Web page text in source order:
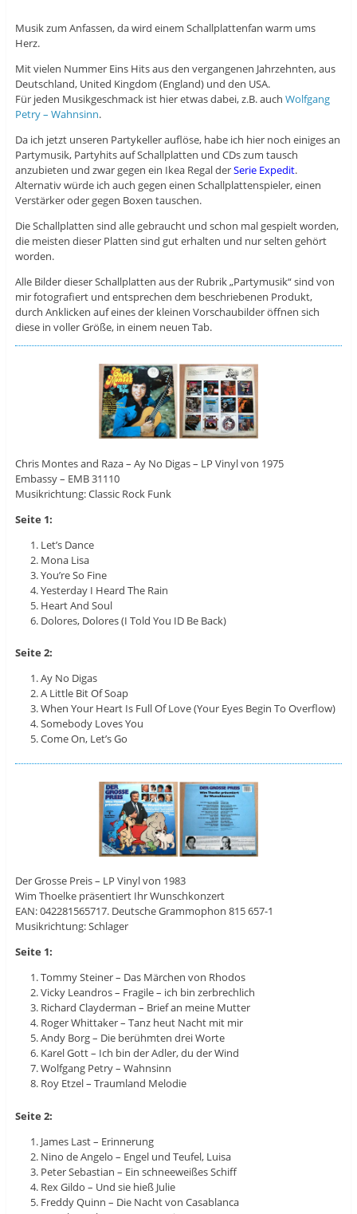
Musik zum Anfassen, da wird einem Schallplattenfan warm ums
Herz.
Mit vielen Nummer Eins Hits aus den vergangenen Jahrzehnten, aus
Deutschland, United Kingdom (England) und den USA.
Für jeden Musikgeschmack ist hier etwas dabei, z.B. auch Wolfgang
Petry – Wahnsinn.
Da ich jetzt unseren Partykeller auflöse, habe ich hier noch einiges an
Partymusik, Partyhits auf Schallplatten und CDs zum tausch
anzubieten und zwar gegen ein Ikea Regal derSerie Expedit.
Alternativ würde ich auch gegen einen Schallplattenspieler, einen
Verstärker oder gegen Boxen tauschen.
Die Schallplatten sind alle gebraucht und schon mal gespielt worden,
die meisten dieser Platten sind gut erhalten und nur selten gehört
worden.
Alle Bilder dieser Schallplatten aus der Rubrik „Partymusik“ sind von
mir fotografiert und entsprechen dem beschriebenen Produkt,
durch Anklicken auf eines der kleinen Vorschaubilder öffnen sich
diese in voller Größe, in einem neuen Tab.
Chris Montes and Raza – Ay No Digas – LP Vinyl von 1975
Embassy ‎– EMB 31110
Musikrichtung: Classic Rock Funk
Seite 1:
Let’s Dance
Mona Lisa
You’re So Fine
Yesterday I Heard The Rain
Heart And Soul
Dolores, Dolores (I Told You ID Be Back)
Seite 2:
Ay No Digas
A Little Bit Of Soap
When Your Heart Is Full Of Love (Your Eyes Begin To Overflow)
Somebody Loves You
Come On, Let’s Go
Der Grosse Preis – LP Vinyl von 1983
Wim Thoelke präsentiert Ihr Wunschkonzert
EAN: 042281565717. Deutsche Grammophon 815 657-1
Musikrichtung: Schlager
Seite 1:
Tommy Steiner – Das Märchen von Rhodos
Vicky Leandros – Fragile – ich bin zerbrechlich
Richard Clayderman – Brief an meine Mutter
Roger Whittaker – Tanz heut Nacht mit mir
Andy Borg – Die berühmten drei Worte
Karel Gott – Ich bin der Adler, du der Wind
Wolfgang Petry – Wahnsinn
Roy Etzel – Traumland Melodie
Seite 2:
James Last – Erinnerung
Nino de Angelo – Engel und Teufel, Luisa
Peter Sebastian – Ein schneeweißes Schiff
Rex Gildo – Und sie hieß Julie
Freddy Quinn – Die Nacht von Casablanca